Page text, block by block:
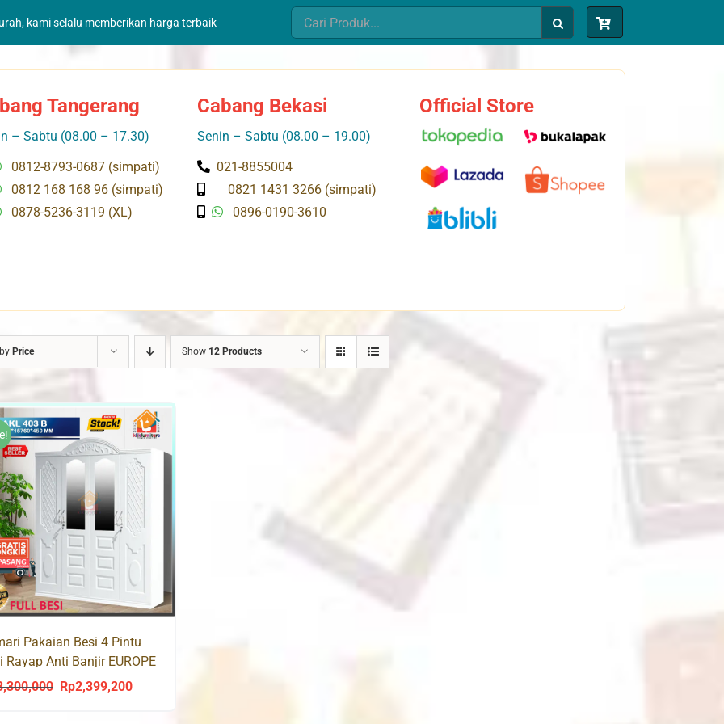
kami selalu memberikan harga terbaik
Search
for:
Tangerang
– Sabtu (08.00 – 17.30)
0812-8793-0687 (simpati)
0812 168 168 96 (simpati)
0878-5236-3119 (XL)
Cabang Bekasi
Senin – Sabtu (08.00 – 19.00)
021-8855004
0821 1431 3266 (simpati)
0896-0190-3610
Official Store
Price Show 12 Products
Pakaian Besi 4 Pintu
Rayap Anti Banjir EUROPE
403
Original
Rp2,399,200Current